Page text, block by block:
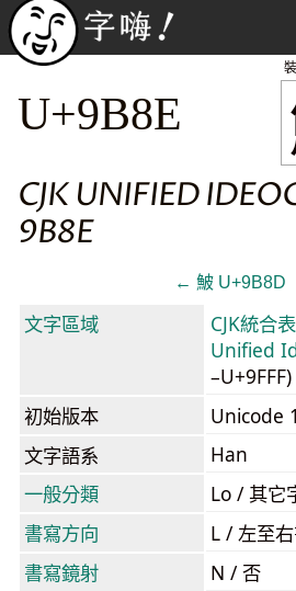
U+9B8E
CJK UNIFIED
9B8E
← 鮍 U+9B8D
文字區域
CJK統合
Unified
–U+9FFF)
初始版本
Unicode
文字語系
Han
一般分類
Lo / 其它
書寫方向
L / 左至
書寫鏡射
N / 否